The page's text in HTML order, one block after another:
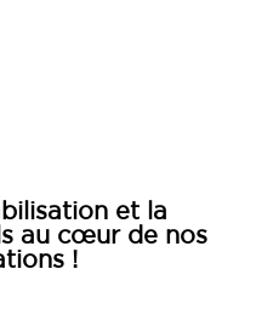
et la
au cœur de nos
!